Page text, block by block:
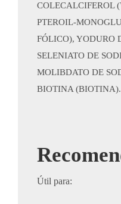
COLECALCIFEROL
PTEROIL-
FÓLICO), YODURO
SELENIATO DE
MOLIBDATO DE
BIOTINA (BIOTINA).
Útil para: